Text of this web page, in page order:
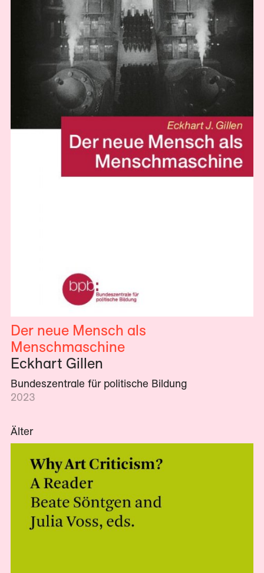
Älter
Der neue Mensch als
Menschmaschine
Eckhart Gillen
Bundeszentrale für politische Bildung
2023